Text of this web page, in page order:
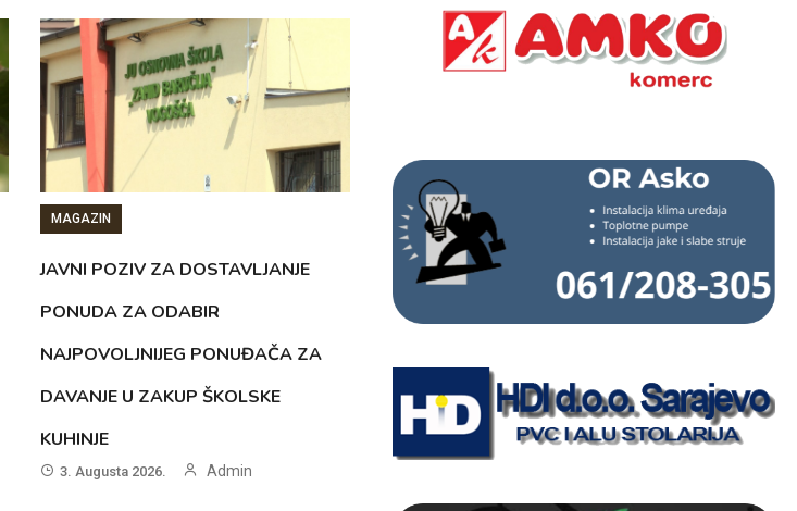
MAGAZIN
JAVNI POZIV ZA DOSTAVLJANJE
PONUDA ZA ODABIR
NAJPOVOLJNIJEG PONUĐAČA ZA
DAVANJE U ZAKUP ŠKOLSKE
KUHINJE
3. Augusta 2026. Admin